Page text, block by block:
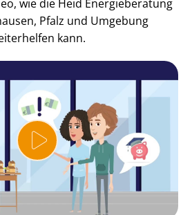
wie die Heid Energieberatung
Pfalz und Umgebung
kann.